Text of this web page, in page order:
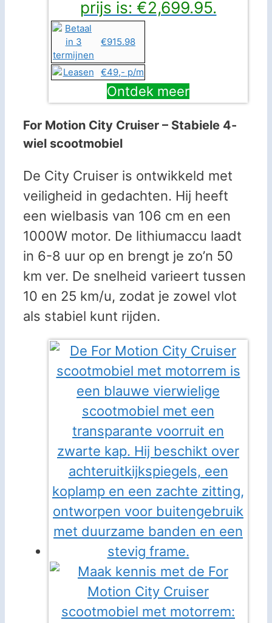
prijs is: €2,699.95.
€915.98
€49,- p/m
Ontdek meer
For Motion City Cruiser – Stabiele 4-
wiel scootmobiel
De City Cruiser is ontwikkeld met
veiligheid in gedachten. Hij heeft
een wielbasis van 106 cm en een
1000W motor. De lithiumaccu laadt
in 6-8 uur op en brengt je zo’n 50
km ver. De snelheid varieert tussen
10 en 25 km/u, zodat je zowel vlot
als stabiel kunt rijden.